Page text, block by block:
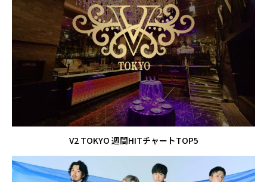
V2 TOKYO 週間HITチャートTOP5